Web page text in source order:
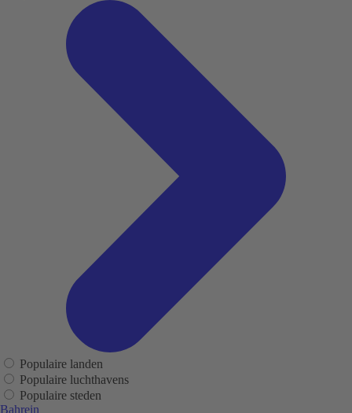
Populaire landen
Populaire luchthavens
Populaire steden
Bahrein